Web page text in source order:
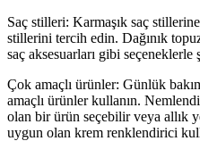
Saç stilleri: Karmaşık saç
stillerini tercih edin. Dağınık
saç aksesuarları gibi
Çok amaçlı ürünler: Günlük
amaçlı ürünler kullanın.
olan bir ürün seçebilir veya allık
uygun olan krem renklendirici